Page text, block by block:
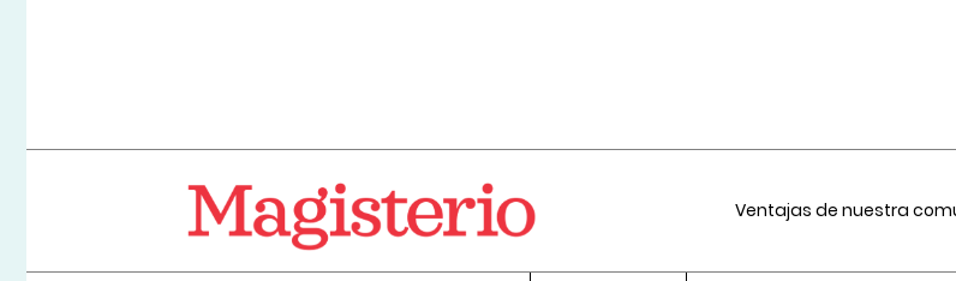
Ventajas de nuestra